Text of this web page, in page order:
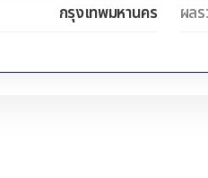
กรุงเทพมหานคร
ผล